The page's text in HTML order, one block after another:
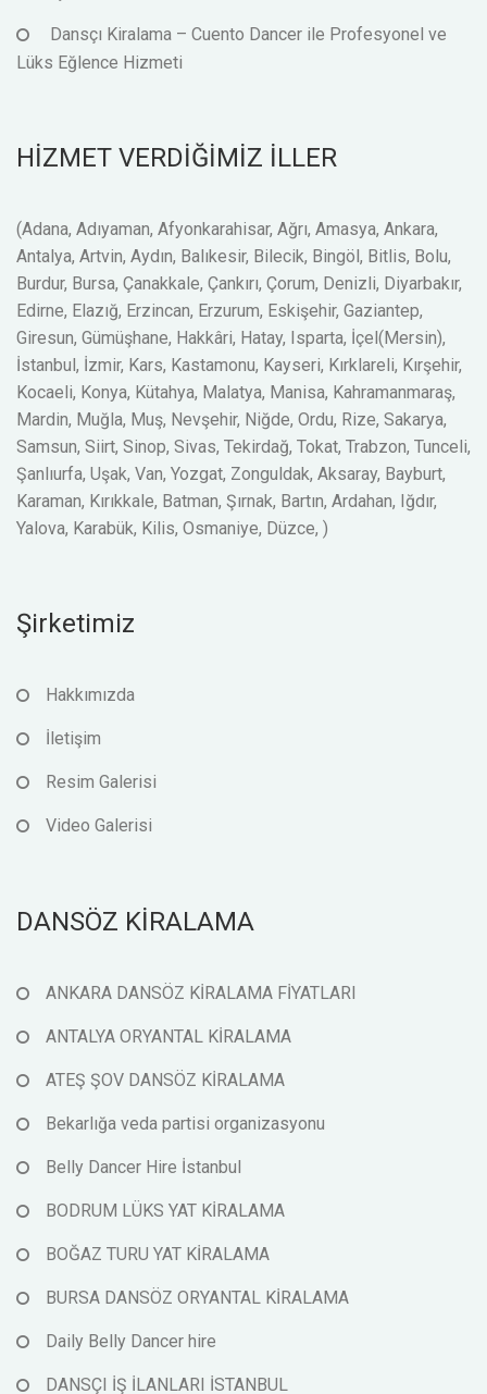
Dansçı Kiralama – Cuento Dancer ile Profesyonel ve
Lüks Eğlence Hizmeti
HİZMET VERDİĞİMİZ İLLER
(Adana, Adıyaman, Afyonkarahisar, Ağrı, Amasya, Ankara,
Antalya, Artvin, Aydın, Balıkesir, Bilecik, Bingöl, Bitlis, Bolu,
Burdur, Bursa, Çanakkale, Çankırı, Çorum, Denizli, Diyarbakır,
Edirne, Elazığ, Erzincan, Erzurum, Eskişehir, Gaziantep,
Giresun, Gümüşhane, Hakkâri, Hatay, Isparta, İçel(Mersin),
İstanbul, İzmir, Kars, Kastamonu, Kayseri, Kırklareli, Kırşehir,
Kocaeli, Konya, Kütahya, Malatya, Manisa, Kahramanmaraş,
Mardin, Muğla, Muş, Nevşehir, Niğde, Ordu, Rize, Sakarya,
Samsun, Siirt, Sinop, Sivas, Tekirdağ, Tokat, Trabzon, Tunceli,
Şanlıurfa, Uşak, Van, Yozgat, Zonguldak, Aksaray, Bayburt,
Karaman, Kırıkkale, Batman, Şırnak, Bartın, Ardahan, Iğdır,
Yalova, Karabük, Kilis, Osmaniye, Düzce, )
Şirketimiz
Hakkımızda
İletişim
Resim Galerisi
Video Galerisi
DANSÖZ KİRALAMA
ANKARA DANSÖZ KİRALAMA FİYATLARI
ANTALYA ORYANTAL KİRALAMA
ATEŞ ŞOV DANSÖZ KİRALAMA
Bekarlığa veda partisi organizasyonu
Belly Dancer Hire İstanbul
BODRUM LÜKS YAT KİRALAMA
BOĞAZ TURU YAT KİRALAMA
BURSA DANSÖZ ORYANTAL KİRALAMA
Daily Belly Dancer hire
DANSÇI İŞ İLANLARI İSTANBUL